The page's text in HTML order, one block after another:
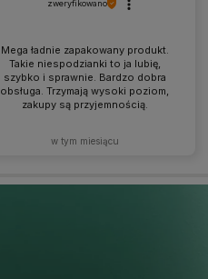
zweryfikowano
Mega ładnie zapakowany produkt.
Takie niespodzianki to ja lubię,
szybko i sprawnie. Bardzo dobra
obsługa. Trzymają wysoki poziom,
zakupy są przyjemnością.
w tym miesiącu